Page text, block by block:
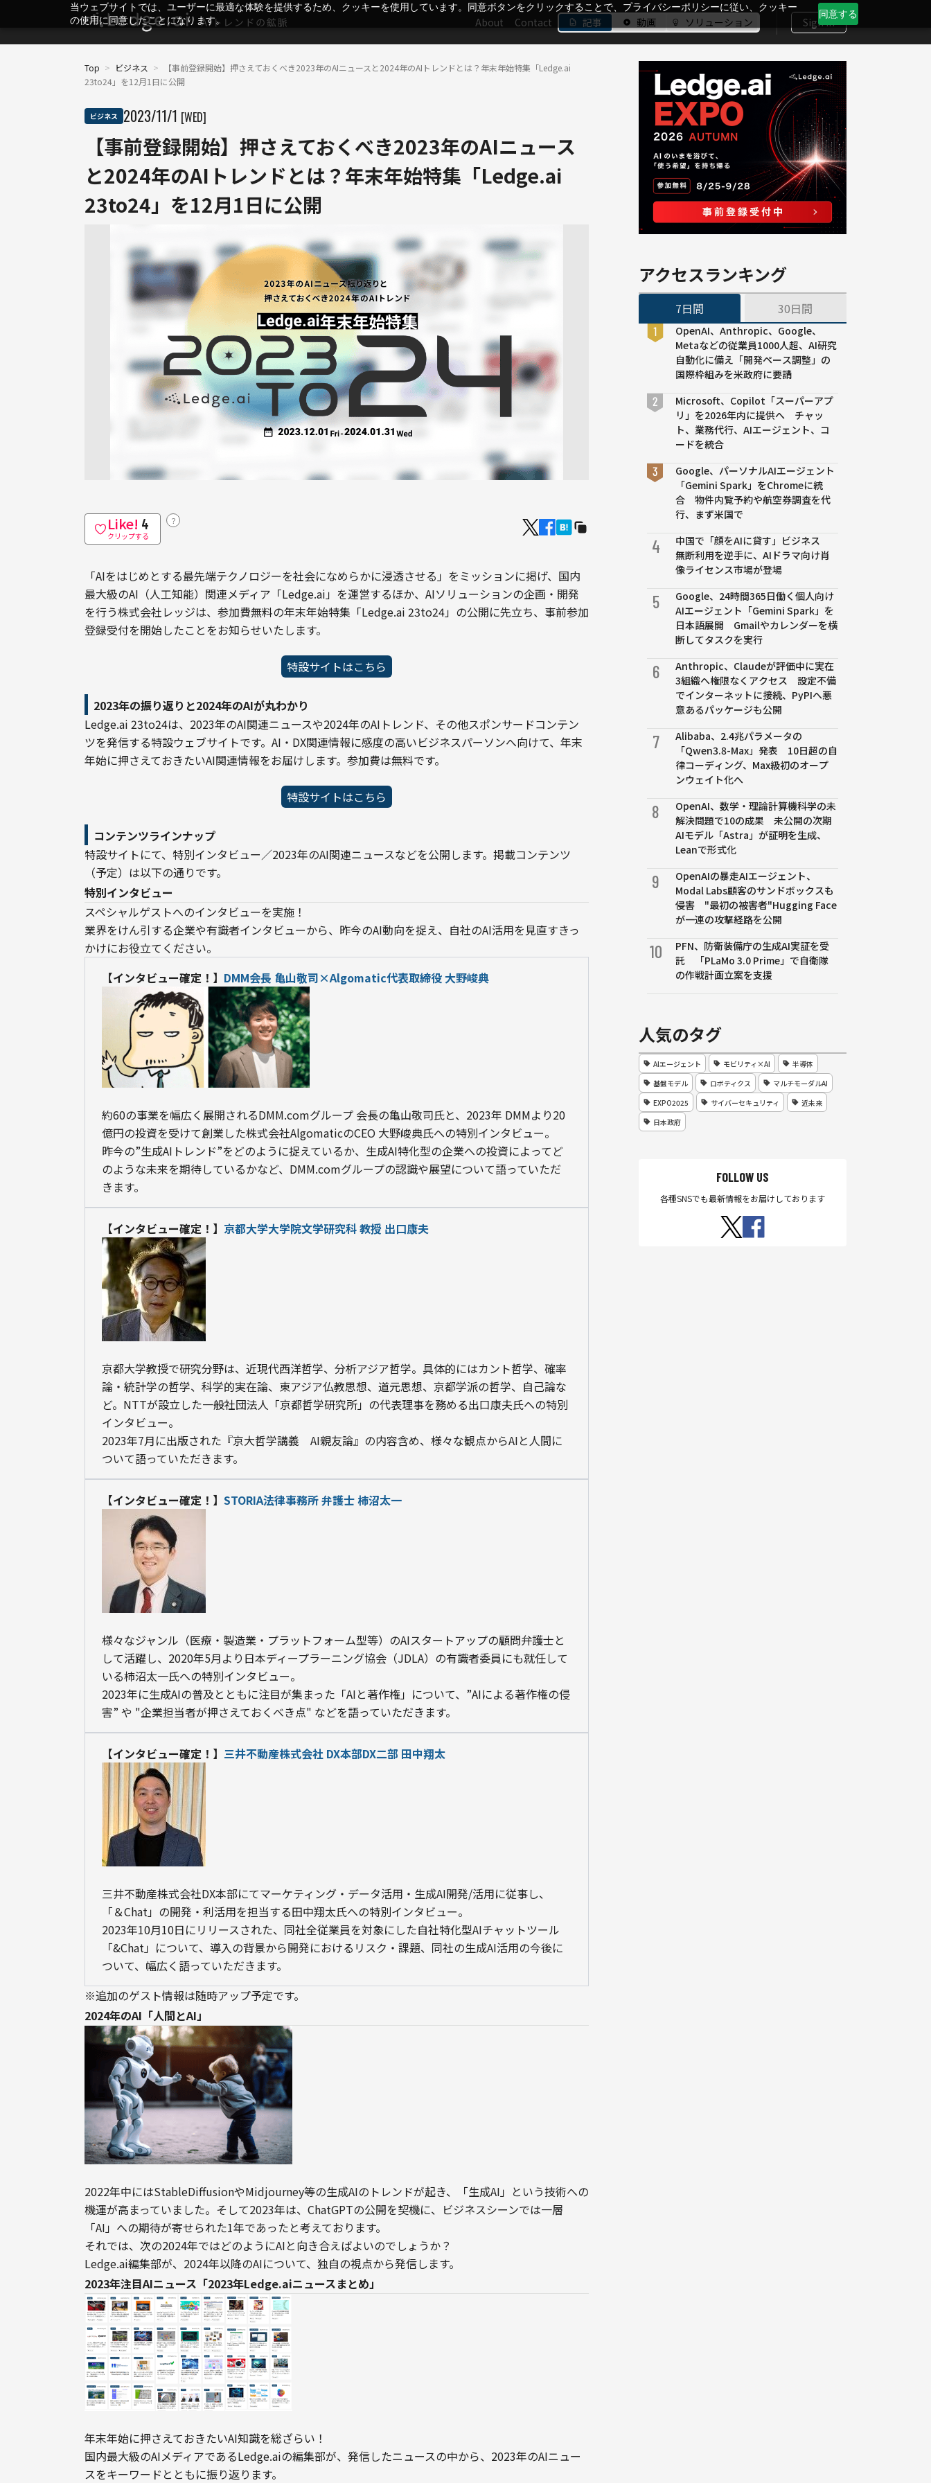
当ウェブサイトでは、ユーザーに最適な体験を提供するため、クッキーを使用しています。同意ボタンをクリックすることで、プライバシーポリシーに従い、クッキー
の使用に同意したことになります。
同意する
About Contact 記事 動画 ソリューション Sign In
Top > ビジネス >
【事前登録開始】押さえておくべき2023年のAIニュースと2024年のAIトレンドとは？年末年始特集「Ledge.ai
23to24」を12月1日に公開
ビジネス 2023/11/1 [WED]
【事前登録開始】押さえておくべき2023年のAIニュース
と2024年のAIトレンドとは？年末年始特集「Ledge.ai
23to24」を12月1日に公開
Like! 4
クリップする
？
「AIをはじめとする最先端テクノロジーを社会になめらかに浸透させる」をミッションに掲げ、国内
最大級のAI（人工知能）関連メディア「Ledge.ai」を運営するほか、AIソリューションの企画・開発
を行う株式会社レッジは、参加費無料の年末年始特集「Ledge.ai 23to24」の公開に先立ち、事前参加
登録受付を開始したことをお知らせいたします。
特設サイトはこちら
2023年の振り返りと2024年のAIが丸わかり
Ledge.ai 23to24は、2023年のAI関連ニュースや2024年のAIトレンド、その他スポンサードコンテン
ツを発信する特設ウェブサイトです。AI・DX関連情報に感度の高いビジネスパーソンへ向けて、年末
年始に押さえておきたいAI関連情報をお届けします。参加費は無料です。
特設サイトはこちら
コンテンツラインナップ
特設サイトにて、特別インタビュー／2023年のAI関連ニュースなどを公開します。掲載コンテンツ
（予定）は以下の通りです。
特別インタビュー
スペシャルゲストへのインタビューを実施！
業界をけん引する企業や有識者インタビューから、昨今のAI動向を捉え、自社のAI活用を見直すきっ
かけにお役立てください。
【インタビュー確定！】 DMM会長 亀山敬司×Algomatic代表取締役 大野峻典
約60の事業を幅広く展開されるDMM.comグループ 会長の亀山敬司氏と、2023年 DMMより20
億円の投資を受けて創業した株式会社AlgomaticのCEO 大野峻典氏への特別インタビュー。
昨今の”生成AIトレンド”をどのように捉えているか、生成AI特化型の企業への投資によってど
のような未来を期待しているかなど、DMM.comグループの認識や展望について語っていただ
きます。
【インタビュー確定！】 京都大学大学院文学研究科 教授 出口康夫
京都大学教授で研究分野は、近現代西洋哲学、分析アジア哲学。具体的にはカント哲学、確率
論・統計学の哲学、科学的実在論、東アジア仏教思想、道元思想、京都学派の哲学、自己論な
ど。NTTが設立した一般社団法人「京都哲学研究所」の代表理事を務める出口康夫氏への特別
インタビュー。
2023年7月に出版された『京大哲学講義　AI親友論』の内容含め、様々な観点からAIと人間に
ついて語っていただきます。
【インタビュー確定！】 STORIA法律事務所 弁護士 柿沼太一
様々なジャンル（医療・製造業・プラットフォーム型等）のAIスタートアップの顧問弁護士と
して活躍し、2020年5月より日本ディープラーニング協会（JDLA）の有識者委員にも就任して
いる柿沼太一氏への特別インタビュー。
2023年に生成AIの普及とともに注目が集まった「AIと著作権」について、”AIによる著作権の侵
害” や "企業担当者が押さえておくべき点" などを語っていただきます。
【インタビュー確定！】 三井不動産株式会社 DX本部DX二部 田中翔太
三井不動産株式会社DX本部にてマーケティング・データ活用・生成AI開発/活用に従事し、
「＆Chat」の開発・利活用を担当する田中翔太氏への特別インタビュー。
2023年10月10日にリリースされた、同社全従業員を対象にした自社特化型AIチャットツール
「&Chat」について、導入の背景から開発におけるリスク・課題、同社の生成AI活用の今後に
ついて、幅広く語っていただきます。
※追加のゲスト情報は随時アップ予定です。
2024年のAI「人間とAI」
2022年中にはStableDiffusionやMidjourney等の生成AIのトレンドが起き、「生成AI」という技術への
機運が高まっていました。そして2023年は、ChatGPTの公開を契機に、ビジネスシーンでは一層
「AI」への期待が寄せられた1年であったと考えております。
それでは、次の2024年ではどのようにAIと向き合えばよいのでしょうか？
Ledge.ai編集部が、2024年以降のAIについて、独自の視点から発信します。
2023年注目AIニュース「2023年Ledge.aiニュースまとめ」
年末年始に押さえておきたいAI知識を総ざらい！
国内最大級のAIメディアであるLedge.aiの編集部が、発信したニュースの中から、2023年のAIニュー
スをキーワードとともに振り返ります。
アクセスランキング
7日間 30日間
OpenAI、Anthropic、Google、
Metaなどの従業員1000人超、AI研究
自動化に備え「開発ペース調整」の
国際枠組みを米政府に要請
Microsoft、Copilot「スーパーアプ
リ」を2026年内に提供へ チャッ
ト、業務代行、AIエージェント、コ
ードを統合
Google、パーソナルAIエージェント
「Gemini Spark」をChromeに統
合 物件内覧予約や航空券調査を代
行、まず米国で
4
中国で「顔をAIに貸す」ビジネス
無断利用を逆手に、AIドラマ向け肖
像ライセンス市場が登場
5
Google、24時間365日働く個人向け
AIエージェント「Gemini Spark」を
日本語展開 Gmailやカレンダーを横
断してタスクを実行
6
Anthropic、Claudeが評価中に実在
3組織へ権限なくアクセス 設定不備
でインターネットに接続、PyPIへ悪
意あるパッケージも公開
7
Alibaba、2.4兆パラメータの
「Qwen3.8-Max」発表 10日超の自
律コーディング、Max級初のオープ
ンウェイト化へ
8
OpenAI、数学・理論計算機科学の未
解決問題で10の成果 未公開の次期
AIモデル「Astra」が証明を生成、
Leanで形式化
9
OpenAIの暴走AIエージェント、
Modal Labs顧客のサンドボックスも
侵害 "最初の被害者"Hugging Face
が一連の攻撃経路を公開
10
PFN、防衛装備庁の生成AI実証を受
託 「PLaMo 3.0 Prime」で自衛隊
の作戦計画立案を支援
人気のタグ
AIエージェント モビリティ×AI
半導体
基盤モデル
ロボティクス
マルチモーダルAI
EXPO2025
サイバーセキュリティ
近未来
日本政府
FOLLOW US
各種SNSでも最新情報をお届けしております